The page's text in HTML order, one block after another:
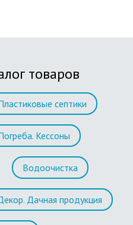
товаров
септики
Кессоны
Водоочистка
Дачная продукция